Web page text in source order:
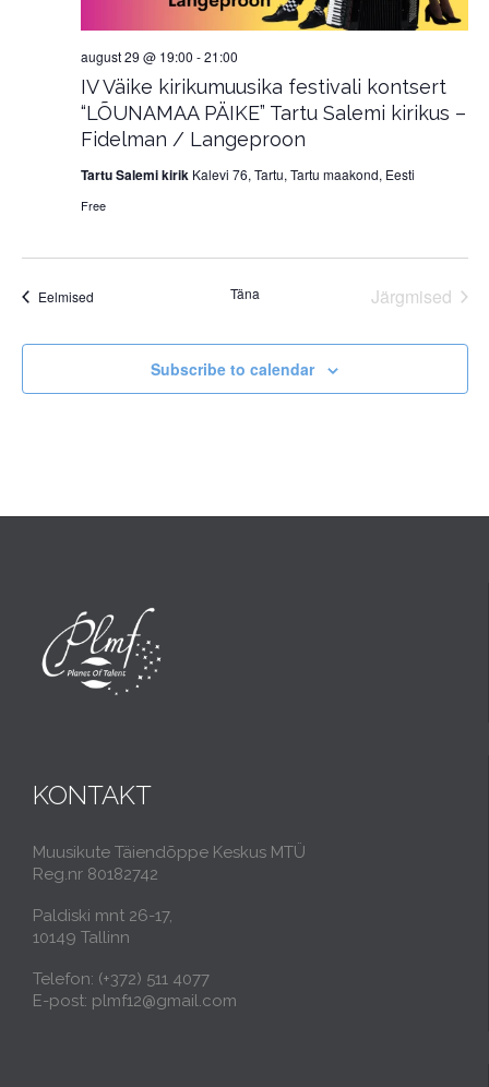
IV Väike kirikumuusika festivali kontsert
“LÕUNAMAA PÄIKE” Tartu Salemi kirikus –
Fidelman / Langeproon
august 29 @ 19:00 -21:00
Tartu Salemi kirik Kalevi 76, Tartu, Tartu maakond, Eesti
Free
EelmisedSündmused Täna
Järgmised
Subscribe to calendar
KONTAKT
Muusikute Täiendõppe Keskus MTÜ
Reg.nr 80182742
Paldiski mnt 26-17,
10149 Tallinn
Telefon: (+372) 511 4077
E-post: plmf12@gmail.com